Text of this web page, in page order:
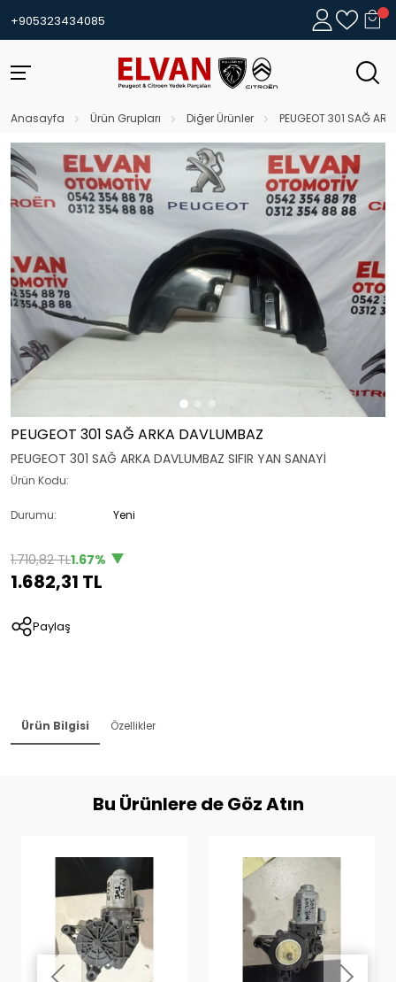
+905323434085
Anasayfa Ürün Grupları Diğer Ürünler PEUGEOT 301 SAĞ
PEUGEOT 301 SAĞ ARKA DAVLUMBAZ
PEUGEOT 301 SAĞ ARKA DAVLUMBAZ SIFIR YAN SANAYİ
Ürün Kodu:
Durumu: Yeni
1.710,82 TL1.67%
1.682,31 TL
Paylaş
Ürün Bilgisi Özellikler
Bu Ürünlere de Göz Atın